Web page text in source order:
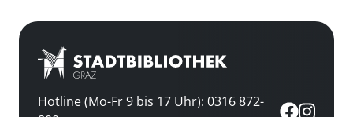
Hotline (Mo-Fr 9 bis 17 Uhr): 0316 872-